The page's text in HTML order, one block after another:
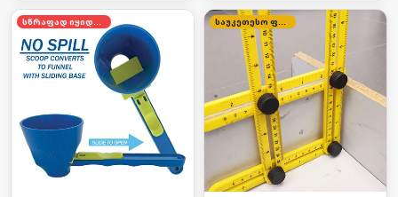
სწრაფად იყიდება საუკეთესო ფასი